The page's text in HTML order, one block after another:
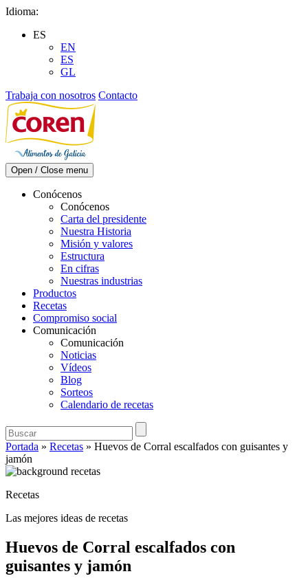
Skip
content
Idioma:
ES
EN
ES
GL
Trabaja con nosotros Contacto
Open / Close menu
Conócenos
Conócenos
Carta del presidente
Nuestra Historia
Misión y valores
Estructura
En cifras
Nuestras industrias
Productos
Recetas
Compromiso social
Comunicación
Comunicación
Noticias
Vídeos
Blog
Sorteos
Calendario de recetas
Portada » Recetas » Huevos de Corral escalfados con guisantes y
jamón
Recetas
Las mejores ideas de recetas
Huevos de Corral escalfados con
guisantes y jamón